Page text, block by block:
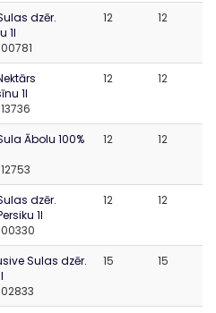
dzēr.
1l
12 12
1l
12 12
Ābolu 100%
12 12
dzēr.
1l
12 12
Sulas dzēr.
15 15